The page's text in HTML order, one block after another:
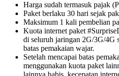
Harga sudah termasuk pajak
Paket berlaku 30 hari sejak
Maksimum 1 kali pembelian
Kuota internet paket
di seluruh jaringan 2G/3G/4G
batas pemakaian wajar.
Setelah mencapai batas
menggunakan kuota paket